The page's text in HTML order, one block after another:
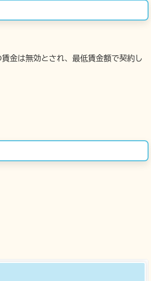
金は無効とされ、最低賃金額で契約し